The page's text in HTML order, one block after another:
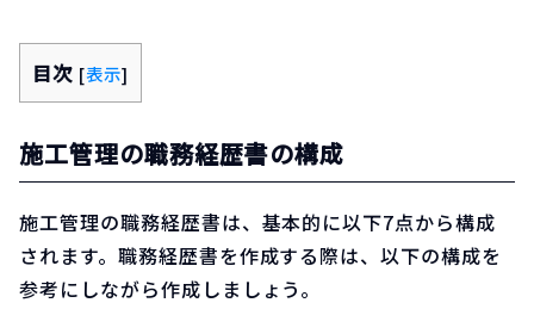
目次 [表示]
施工管理の職務経歴書の構成
施工管理の職務経歴書は、基本的に以下7点から構成
されます。職務経歴書を作成する際は、以下の構成を
参考にしながら作成しましょう。